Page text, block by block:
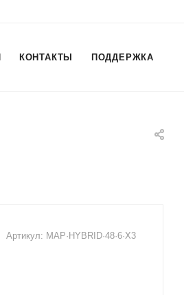
КОНТАКТЫ ПОДДЕРЖКА
Артикул: MAP·HYBRID·48·6·X3